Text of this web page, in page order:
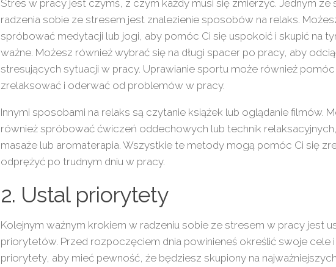
Stres w pracy jest czymś, z czym każdy musi się zmierzyć. Jednym
radzenia sobie ze stresem jest znalezienie sposobów na relaks.
spróbować medytacji lub jogi, aby pomóc Ci się uspokoić i skupić na
ważne. Możesz również wybrać się na długi spacer po pracy, aby
stresujących sytuacji w pracy. Uprawianie sportu może również pomóc
zrelaksować i oderwać od problemów w pracy.
Innymi sposobami na relaks są czytanie książek lub oglądanie filmów.
również spróbować ćwiczeń oddechowych lub technik
masaże lub aromaterapia. Wszystkie te metody mogą pomóc Ci się
odprężyć po trudnym dniu w pracy.
2. Ustal priorytety
Kolejnym ważnym krokiem w radzeniu sobie ze stresem w pracy jest
priorytetów. Przed rozpoczęciem dnia powinieneś określić swoje cele
priorytety, aby mieć pewność, że będziesz skupiony na